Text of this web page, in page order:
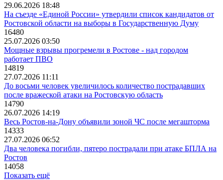
29.06.2026 18:48
На съезде «Единой России» утвердили список кандидатов от
Ростовской области на выборы в Государственную Думу
16480
25.07.2026 03:50
Мощные взрывы прогремели в Ростове - над городом
работает ПВО
14819
27.07.2026 11:11
До восьми человек увеличилось количество пострадавших
после вражеской атаки на Ростовскую область
14790
26.07.2026 14:19
Весь Ростов-на-Дону объявили зоной ЧС после мегашторма
14333
27.07.2026 06:52
Два человека погибли, пятеро пострадали при атаке БПЛА на
Ростов
14058
Показать ещё